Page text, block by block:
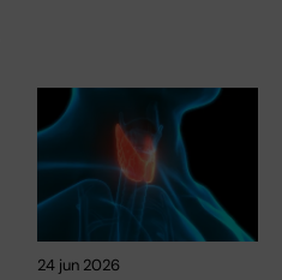
24 jun 2026